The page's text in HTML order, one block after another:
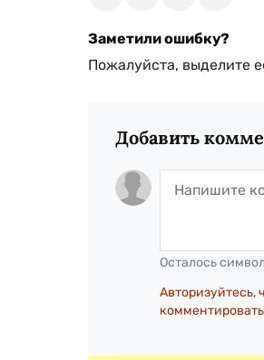
Заметили ошибку?
Пожалуйста, выделите
Добавить
Осталось
Авторизуйтесь,